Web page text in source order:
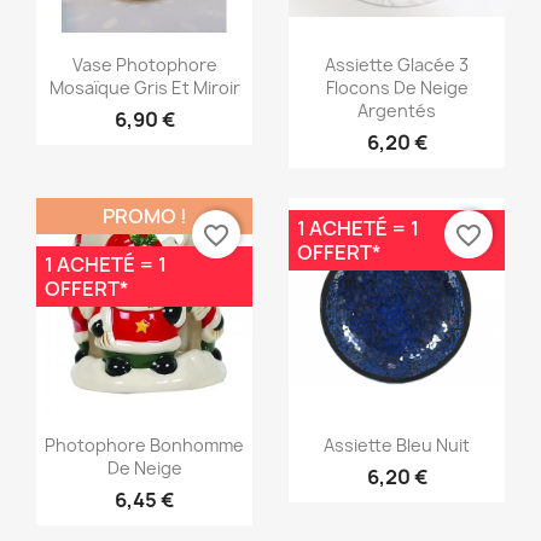
Aperçu rapide
Vase Photophore
Mosaïque Gris Et Miroir
6,90 €
Aperçu rapide
Assiette Glacée 3
Flocons De Neige
Argentés
6,20 €
Aperçu rapide
Photophore Bonhomme
De Neige
6,45 €
PROMO !
1 ACHETÉ = 1
OFFERT*
favorite_border
Aperçu rapide
Assiette Bleu Nuit
6,20 €
1 ACHETÉ = 1
OFFERT*
favorite_border